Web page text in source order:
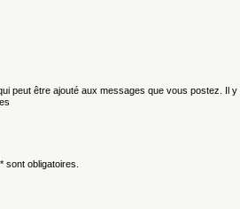
peut être ajouté aux messages que vous postez. Il y
sont obligatoires.